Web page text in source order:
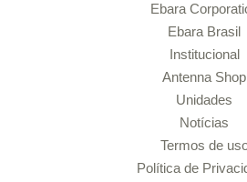
Ebara
Ebara Brasil
Institucional
Antenna Shop
Unidades
Notícias
Termos de
Política de